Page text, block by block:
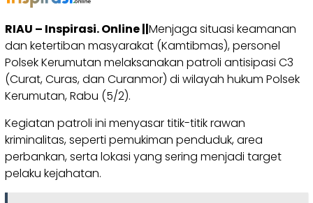
RIAU – Inspirasi. Online ||Menjaga situasi keamanan
dan ketertiban masyarakat (Kamtibmas), personel
Polsek Kerumutan melaksanakan patroli antisipasi C3
(Curat, Curas, dan Curanmor) di wilayah hukum Polsek
Kerumutan, Rabu (5/2).
Kegiatan patroli ini menyasar titik-titik rawan
kriminalitas, seperti pemukiman penduduk, area
perbankan, serta lokasi yang sering menjadi target
pelaku kejahatan.